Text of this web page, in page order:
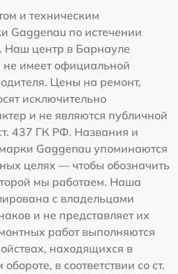
и техническим
Gaggenau по истечении
Наш центр в Барнауле
не имеет официальной
Цены на ремонт,
исключительно
и не являются публичной
437 ГК РФ. Названия и
Gaggenau упоминаются
целях — чтобы обозначить
мы работаем. Наша
с владельцами
и не представляет их
работ выполняются
находящихся в
в соответствии со ст.